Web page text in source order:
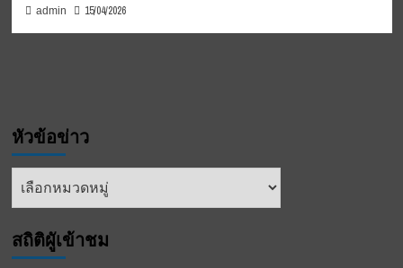
admin 15/04/2026
หัวข้อข่าว
หัวข้อ
สถิติผูัเข้าชม